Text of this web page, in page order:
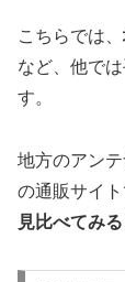
こちらでは、
など、他で
す。
地方のアン
の通販サイ
見比べてみ